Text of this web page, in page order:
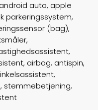
auto, apple
parkeringssystem,
(bag),
airbag, antispin,
stemmebetjening,